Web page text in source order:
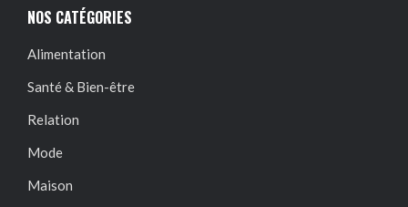
NOS CATÉGORIES
Alimentation
Santé & Bien-être
Relation
Mode
Maison